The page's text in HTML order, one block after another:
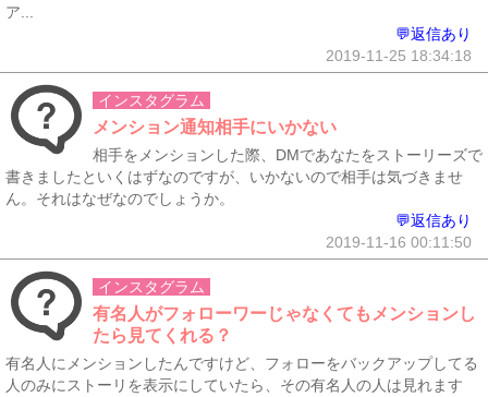
ア...
💬返信あり
2019-11-25 18:34:18
インスタグラム
メンション通知相手にいかない
相手をメンションした際、DMであなたをストーリーズで
書きましたといくはずなのですが、いかないので相手は気づきませ
ん。それはなぜなのでしょうか。
💬返信あり
2019-11-16 00:11:50
インスタグラム
有名人がフォローワーじゃなくてもメンションし
たら見てくれる？
有名人にメンションしたんですけど、フォローをバックアップしてる
人のみにストーリを表示にしていたら、その有名人の人は見れます